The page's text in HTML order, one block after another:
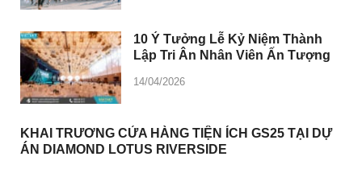
10 Ý Tưởng Lễ Kỷ Niệm Thành
Lập Tri Ân Nhân Viên Ấn Tượng
14/04/2026
KHAI TRƯƠNG CỬA HÀNG TIỆN ÍCH GS25 TẠI DỰ
ÁN DIAMOND LOTUS RIVERSIDE